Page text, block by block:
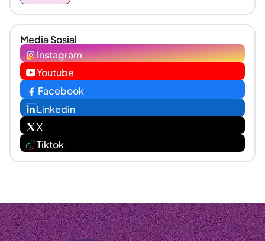
Media Sosial
Instagram
Youtube
Facebook
Linkedin
X
Tiktok